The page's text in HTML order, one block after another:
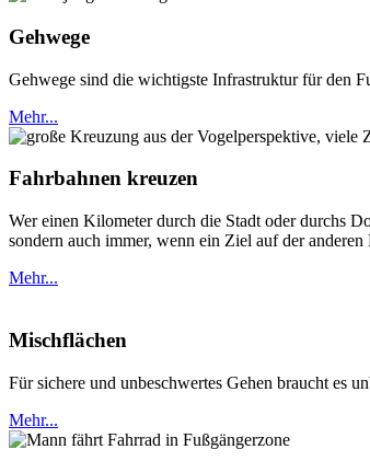
Gehwege
Gehwege sind die wichtigste Infrastruktur für den
Mehr...
Fahrbahnen kreuzen
Wer einen Kilometer durch die Stadt oder durchs
sondern auch immer, wenn ein Ziel auf der
Mehr...
Mischflächen
Für sichere und unbeschwertes Gehen braucht es
Mehr...